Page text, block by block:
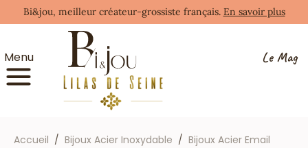
Bi&jou, meilleur créateur-grossiste français. En savoir plus
Menu Le Mag
Accueil Bijoux Acier Inoxydable
Bijoux Acier Email